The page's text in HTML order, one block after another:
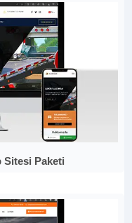
Sitesi Paketi